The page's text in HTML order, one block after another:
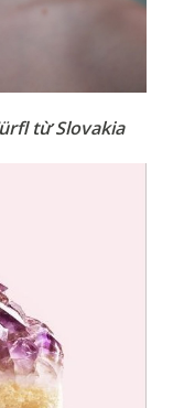
từ Slovakia